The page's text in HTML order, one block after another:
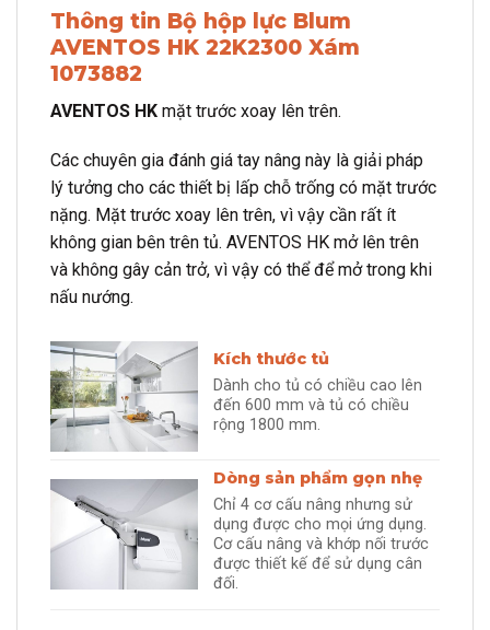
Thông tin Bộ hộp lực Blum
AVENTOS HK 22K2300 Xám
1073882
AVENTOS HK mặt trước xoay lên trên.
Các chuyên gia đánh giá tay nâng này là giải pháp
lý tưởng cho các thiết bị lấp chỗ trống có mặt trước
nặng. Mặt trước xoay lên trên, vì vậy cần rất ít
không gian bên trên tủ. AVENTOS HK mở lên trên
và không gây cản trở, vì vậy có thể để mở trong khi
nấu nướng.
Kích thước tủ
Dành cho tủ có chiều cao lên
đến 600 mm và tủ có chiều
rộng 1800 mm.
Dòng sản phẩm gọn nhẹ
Chỉ 4 cơ cấu nâng nhưng sử
dụng được cho mọi ứng dụng.
Cơ cấu nâng và khớp nối trước
được thiết kế để sử dụng cân
đối.